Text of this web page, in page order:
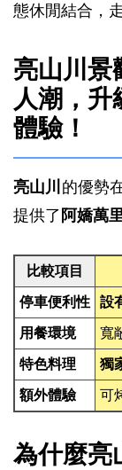
態休閒結合，
亮山川景
人潮，升
體驗！
亮山川 的優勢
提供了 阿嬌萬
比較項目
停車便利性 設
用餐環境
寬
特色料理
獨
額外體驗
可
為什麼亮